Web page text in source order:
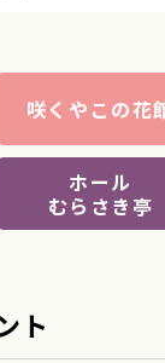
咲くやこの花
ホール
むらさき亭
ト